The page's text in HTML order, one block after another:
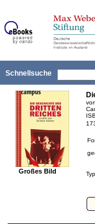
Schnellsuche
Großes Bild